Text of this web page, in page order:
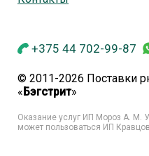
+375 44 702-99-87
© 2011-2026 Поставки
« Бэгстрит»
Оказание услуг ИП Мороз А. М.
может пользоваться ИП